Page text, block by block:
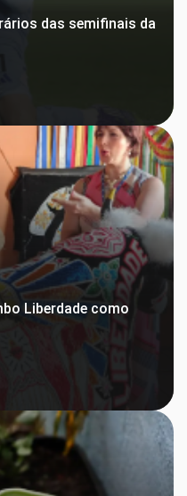
das semifinais da
Liberdade como